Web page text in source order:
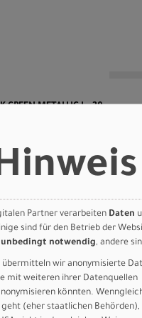
METALLIC L - 29
Farbe: SATIN BOTTLE GREEN /
GREEN METALLIC
Partner verarbeiten Daten
sind für den Betrieb der
unbedingt notwendig, andere
wir anonymisierte
mit weiteren ihrer Datenquellen
könnten.
(eher staatlichen Behörden),